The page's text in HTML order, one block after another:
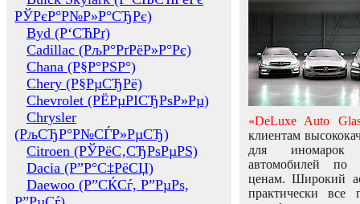
РЎРєР°Р№Р»Р°СЂРє)
Byd (Р‘СЋРґ)
Cadillac (РљР°РґРёР»Р°Рє)
Chana (Р§Р°РЅР°)
Chery (Р§РµСЂРё)
Chevrolet (РЁРµРІСЂРѕР»Рµ)
Chrysler
(РљСЂР°Р№СЃР»РµСЂ)
Citroen (РЎРёС‚СЂРѕРµРЅ)
Dacia (Р”Р°С‡РёСЏ)
Daewoo (Р”СЌСѓ, Р”РµРѕ,
«DeLuxe Auto
клиентам
для иномарок
автомобилей
ценам. Широкий
практически все